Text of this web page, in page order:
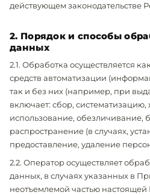
действующем законодательстве
2. Порядок и способы
данных
2.1. Обработка осуществляется
средств автоматизации
так и без них (например, при
включает: сбор,
использование, обезличивание,
распространение (в случаях,
предоставление, удаление
2.2. Оператор осуществляет
данных, в случаях указанных в
неотъемлемой частью настоящей